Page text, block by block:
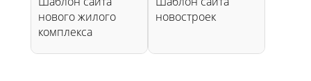
нового жилого
комплекса
новостроек